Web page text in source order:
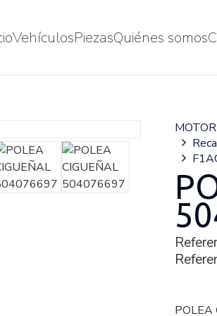
VehículosPiezasQuiénes somos
POLEA